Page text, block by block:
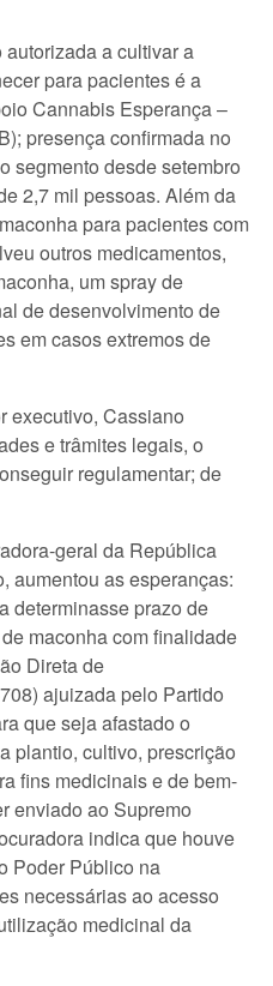
a cultivar a
para pacientes é a
Cannabis Esperança –
presença confirmada no
segmento desde setembro
2,7 mil pessoas. Além da
para pacientes com
outros medicamentos,
um spray de
de desenvolvimento de
em casos extremos de
executivo, Cassiano
e trâmites legais, o
regulamentar; de
geral da República
aumentou as esperanças:
determinasse prazo de
maconha com finalidade
Direta de
ajuizada pelo Partido
que seja afastado o
plantio, cultivo, prescrição
fins medicinais e de bem-
enviado ao Supremo
indica que houve
Poder Público na
necessárias ao acesso
medicinal da